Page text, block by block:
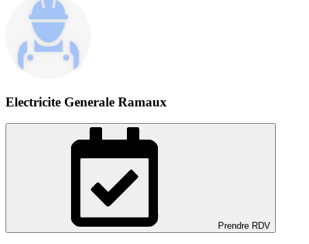
Electricite Generale Ramaux
Prendre RDV